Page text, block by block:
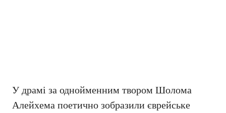
У драмі за однойменним твором Шолома
Алейхема поетично зобразили єврейське